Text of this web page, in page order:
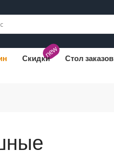
new
Скидки Стол заказов